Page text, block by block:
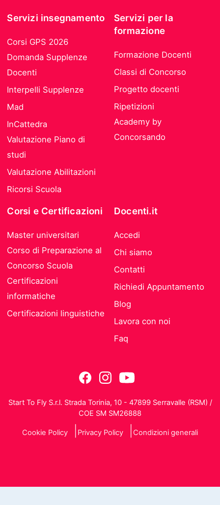
Servizi insegnamento
Corsi GPS 2026
Domanda Supplenze
Docenti
Interpelli Supplenze
Mad
InCattedra
Valutazione Piano di
studi
Valutazione Abilitazioni
Ricorsi Scuola
Servizi per la
formazione
Formazione Docenti
Classi di Concorso
Progetto docenti
Ripetizioni
Academy by
Concorsando
Corsi e Certificazioni
Master universitari
Corso di Preparazione al
Concorso Scuola
Certificazioni
informatiche
Certificazioni linguistiche
Docenti.it
Accedi
Chi siamo
Contatti
Richiedi Appuntamento
Blog
Lavora con noi
Faq
Start To Fly S.r.l. Strada Torinia, 10 - 47899 Serravalle (RSM) /
COE SM SM26888
Cookie Policy Privacy Policy Condizioni generali